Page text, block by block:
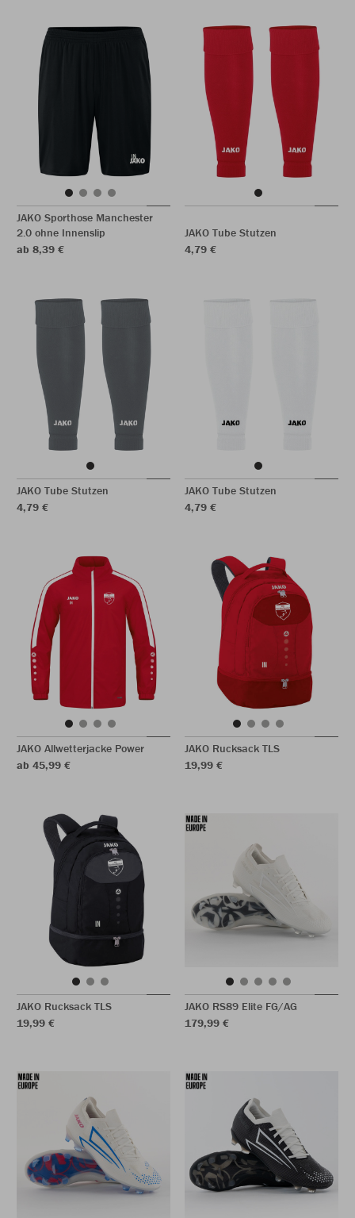
JAKO Sporthose Manchester
2.0 ohne Innenslip
ab 8,39 €
JAKO Tube Stutzen
4,79 €
JAKO Tube Stutzen
4,79 €
JAKO Tube Stutzen
4,79 €
JAKO Allwetterjacke Power
ab 45,99 €
JAKO Rucksack TLS
19,99 €
JAKO Rucksack TLS
19,99 €
JAKO RS89 Elite FG/AG
179,99 €